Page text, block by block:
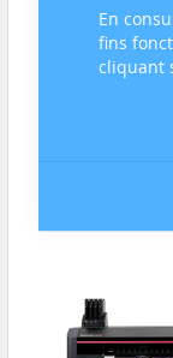
En
fins
cliquant